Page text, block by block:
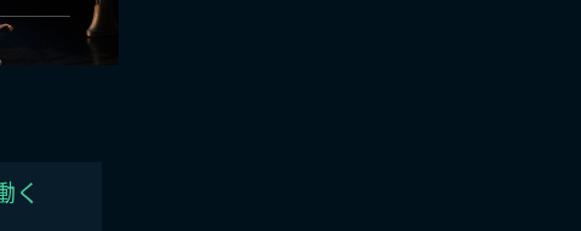
く